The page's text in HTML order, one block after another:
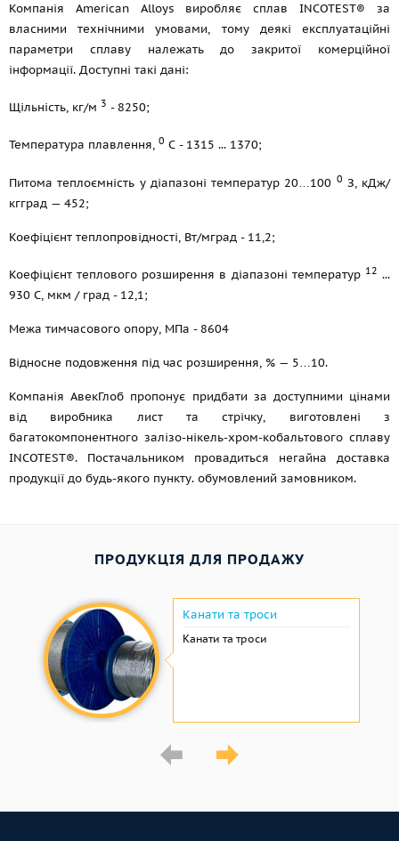
Компанія American Alloys виробляє сплав INCOTEST® за
власними технічними умовами, тому деякі експлуатаційні
параметри сплаву належать до закритої комерційної
інформації. Доступні такі дані:
Щільність, кг/м 3 - 8250;
Температура плавлення, 0 С - 1315 ... 1370;
Питома теплоємність у діапазоні температур 20…100 0 З, кДж/
кгград — 452;
Коефіцієнт теплопровідності, Вт/мград - 11,2;
Коефіцієнт теплового розширення в діапазоні температур 12 ...
930 С, мкм / град - 12,1;
Межа тимчасового опору, МПа - 8604
Відносне подовження під час розширення, % — 5…10.
Компанія АвекГлоб пропонує придбати за доступними цінами
від виробника лист та стрічку, виготовлені з
багатокомпонентного залізо-нікель-хром-кобальтового сплаву
INCOTEST®. Постачальником провадиться негайна доставка
продукції до будь-якого пункту. обумовлений замовником.
ПРОДУКЦІЯ ДЛЯ ПРОДАЖУ
Канати та троси
Канати та троси